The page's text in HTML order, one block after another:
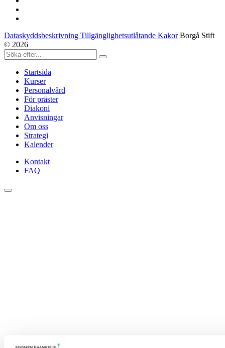
Dataskyddsbeskrivning Tillgänglighetsutlåtande Kakor Borgå Stift
© 2026
Startsida
Kurser
Personalvård
För präster
Diakoni
Anvisningar
Om oss
Strategi
Kalender
Kontakt
FAQ